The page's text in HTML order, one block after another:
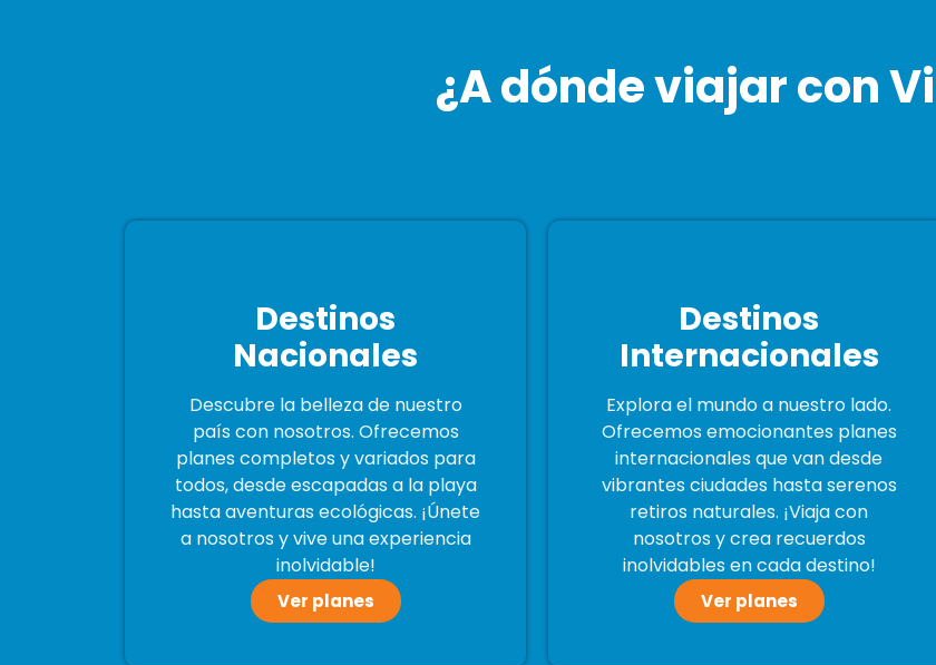
¿A dónde viajar con
Destinos
Nacionales
Descubre la belleza de nuestro
país con nosotros. Ofrecemos
planes completos y variados para
todos, desde escapadas a la playa
hasta aventuras ecológicas. ¡Únete
a nosotros y vive una experiencia
inolvidable!
Ver planes
Destinos
Internacionales
Explora el mundo a nuestro lado.
Ofrecemos emocionantes planes
internacionales que van desde
vibrantes ciudades hasta serenos
retiros naturales. ¡Viaja con
nosotros y crea recuerdos
inolvidables en cada destino!
Ver planes